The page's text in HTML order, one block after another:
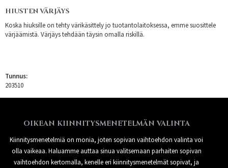
HIUSTEN VÄRJÄYS
Koska hiuksille on tehty värikäsittely jo tuotantolaitoksessa, emme suosittele
värjäämistä. Värjäys tehdään täysin omalla riskillä.
Tunnus:
203510
OIKEAN KIINNITYSMENETELMÄN VALINTA
Kiinnitysmenetelmiä on monia, joten sopivan vaihtoehdon valinta voi
olla vaikeaa. Haluamme auttaa sinua valitsemaan parhaiten sopivan
vaihtoehdon kertomalla, kenelle eri kiinnitysmenetelmät sopivat, ja